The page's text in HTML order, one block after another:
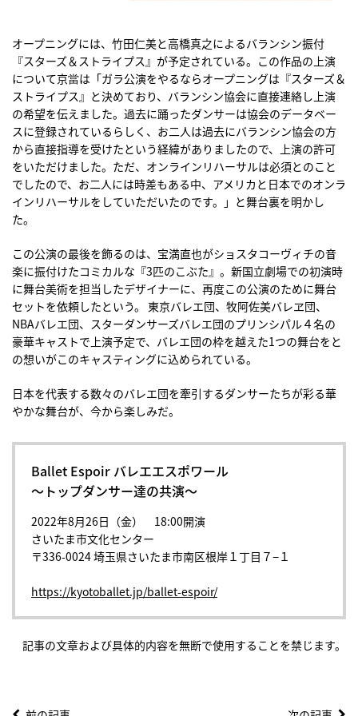
オープニングには、竹田仁美と高橋真之によるバランシン振付
『スターズ＆ストライプス』が予定されている。この作品の上演
について京當は「ガラ公演をやるならオープニングは『スターズ＆
ストライプス』と決めており、バランシン協会に直接連絡し上演
の希望を伝えました。過去に踊ったダンサーは協会のデータベー
スに登録されているらしく、お二人は過去にバランシン協会の方
から直接指導を受けたという経緯がありましたので、上演の許可
をいただけました。ただ、オンラインリハーサルは必須とのこと
でしたので、お二人には時差もある中、アメリカと日本でのオンラ
インリハーサルをしていただいたのです。」と舞台裏を明かし
た。
この公演の最後を飾るのは、宝満直也がショスタコーヴィチの音
楽に振付けたコミカルな『3匹のこぶた』。新国立劇場での初演時
に舞台美術を担当したデザイナーに、再度この公演のために舞台
セットを依頼したという。 東京バレエ団、牧阿佐美バレヱ団、
NBAバレエ団、スターダンサーズバレエ団のプリンシパル４名の
豪華キャストで上演予定で、バレエ団の枠を越えた1つの舞台をと
の想いがこのキャスティングに込められている。
日本を代表する数々のバレエ団を牽引するダンサーたちが彩る華
やかな舞台が、今から楽しみだ。
Ballet Espoir バレエエスポワール
〜トップダンサー達の共演〜
2022年8月26日（金） 18:00開演
さいたま市文化センター
〒336-0024 埼玉県さいたま市南区根岸１丁目７−１
https://kyotoballet.jp/ballet-espoir/
記事の文章および具体的内容を無断で使用することを禁じます。